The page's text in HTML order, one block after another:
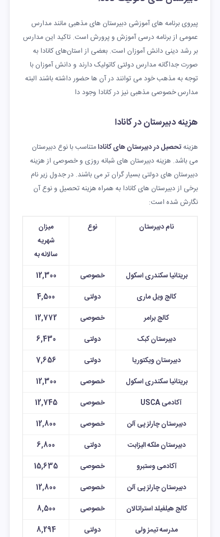
پیروی برنامه های آموزشی دبیرستان های مذهبی مانند مدارس
عمومی از برنامه درسی آموزش و پرورش است. تاکید این مدارس
بر رشد دینی دانش آموزان است. بعضی از استان‌های کانادا به
صورت جداگانه مدارس دولتی کاتولیک دارند و دانش آموزان با
توجه به مذهب خود می‌ توانند در آن ها حضور داشته باشند البته
مدارس خصوصی مذهبی نیز در کانادا وجود دا
هزینه دبیرستان در کانادا
هزینهتحصیل در دبیرستان های کانادامتناسب با نوع دبیرستان
می باشد. هزینه دبیرستان های شبانه روزی و خصوصی از هزینه
دبیرستان های دولتی بسیار گران تر می باشند. در جدول زیر نام
برخی از دبیرستان های کانادا به همراه هزینه تحصیل و نوع آن
نگارش شده است:
نام دبیرستان نوع
میزان
شهریه
سالانه به
بریتانیا سکندری اسکول
خصوصی
12,300
کالج ویل ماری
دولتی
4,500
کالج برامر
خصوصی
12,772
دبیرستان کبک
دولتی
6,430
دبیرستان ویکتوریا
دولتی
7,656
بریتانیا سکندری اسکول
خصوصی
12,300
آکادمی USCA
خصوصی
12,745
دبیرستان چارلز پی آلن
خصوصی
12,800
دبیرستان ملکه الیزابت
دولتی
6,800
آکادمی وستبرو
خصوصی
15,635
دبیرستان چارلز پی آلن
خصوصی
12,800
کالج هیلفیلد استراتالان
خصوصی
8,500
مدرسه تیمز ولی
دولتی 8,294